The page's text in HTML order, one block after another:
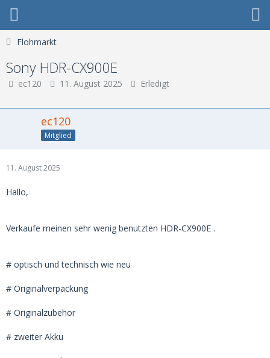
Flohmarkt
Sony HDR-CX900E
ec120 11. August 2025 Erledigt
ec120
Mitglied
11. August 2025
Hallo,
Verkaufe meinen sehr wenig benutzten HDR-CX900E .
# optisch und technisch wie neu
# Originalverpackung
# Originalzubehör
# zweiter Akku